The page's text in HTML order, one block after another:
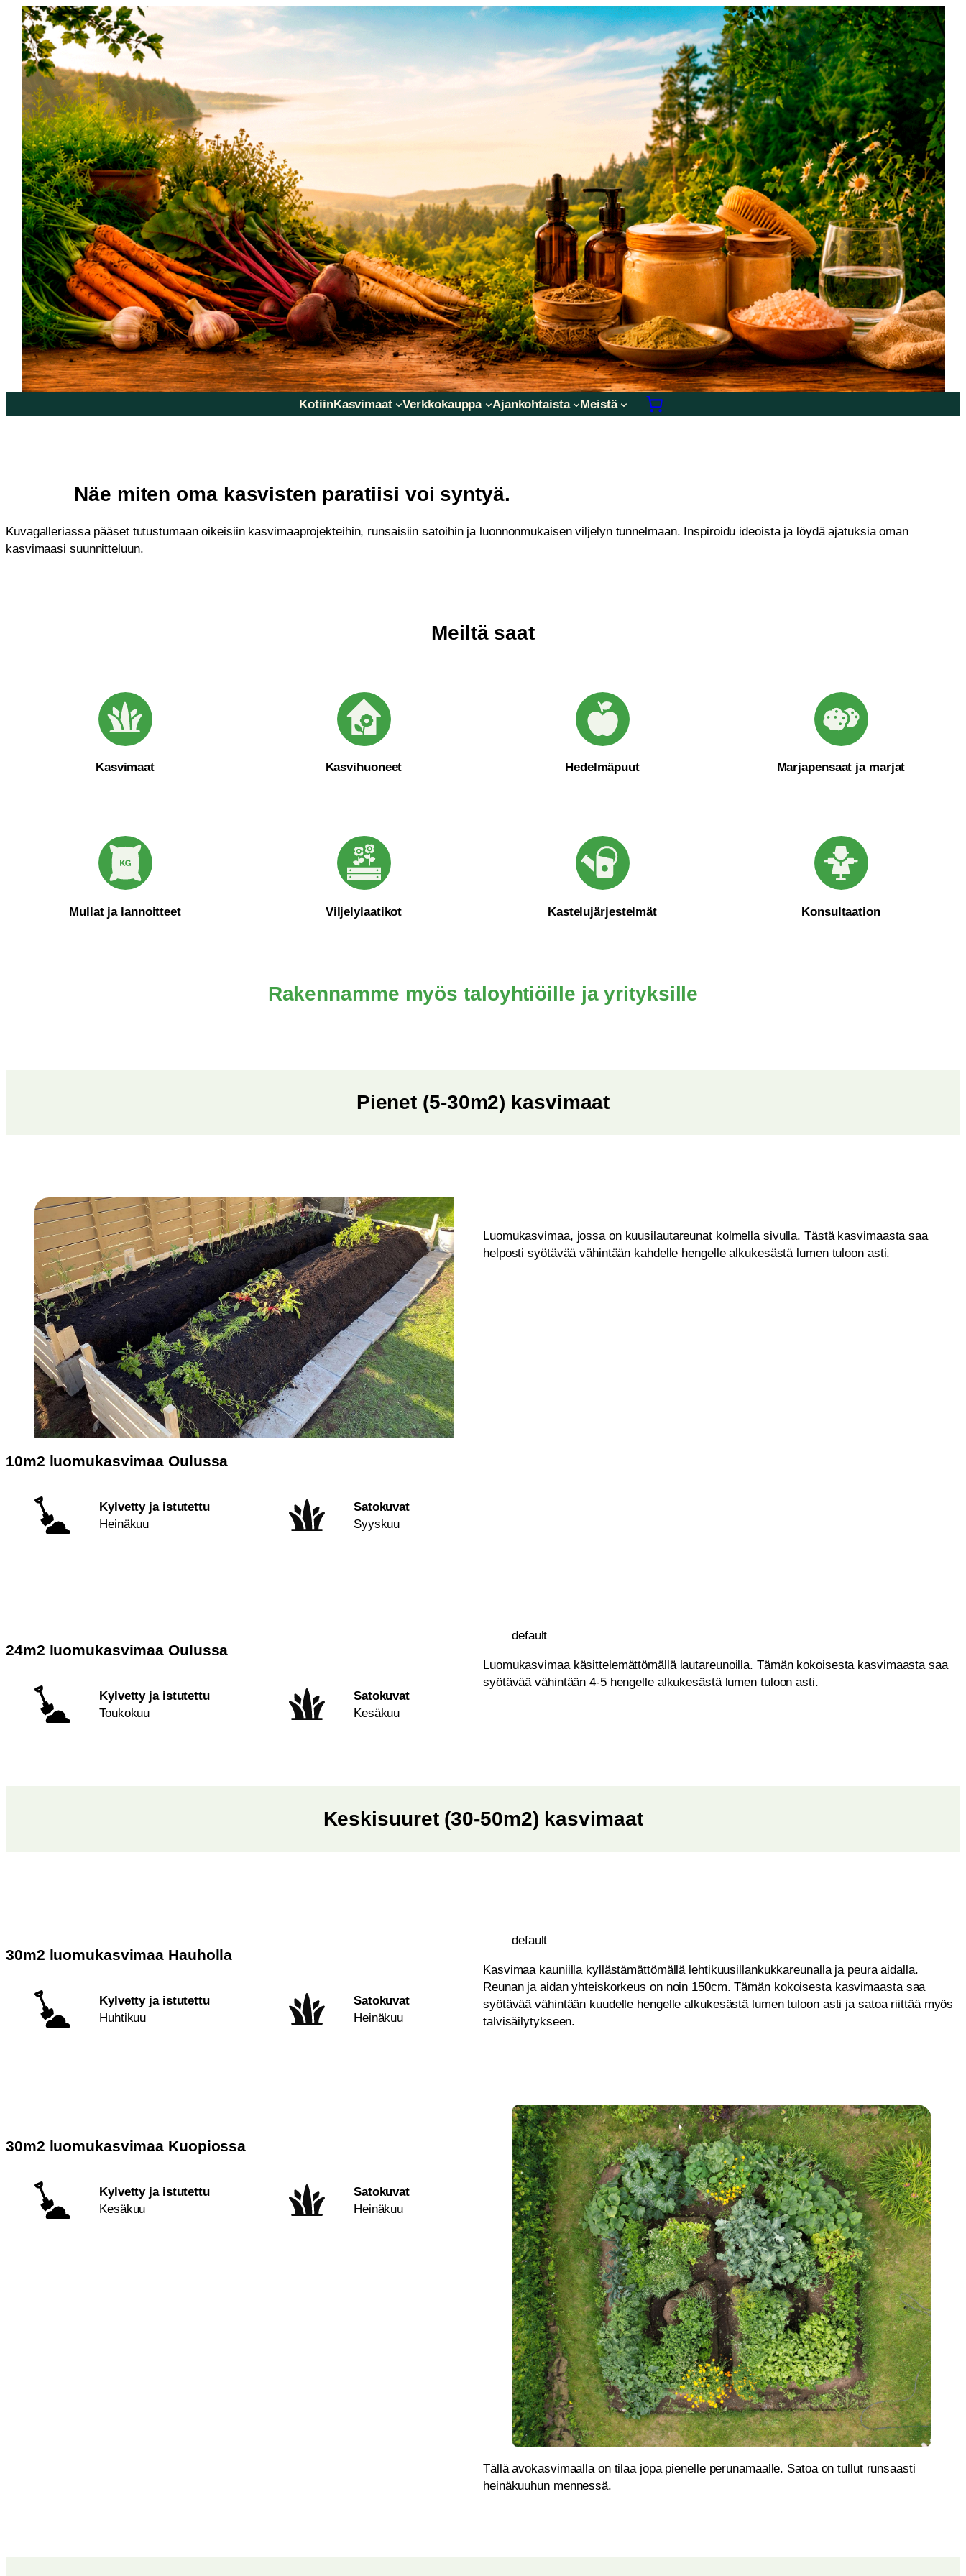
Siirry
sisältöön
KotiinKasvimaat Verkkokauppa Ajankohtaista Meistä
Näe miten oma kasvisten paratiisi voi syntyä.
Kuvagalleriassa pääset tutustumaan oikeisiin kasvimaaprojekteihin, runsaisiin satoihin ja luonnonmukaisen viljelyn tunnelmaan. Inspiroidu ideoista ja löydä ajatuksia oman
kasvimaasi suunnitteluun.
Meiltä saat
Kasvimaat Kasvihuoneet Hedelmäpuut Marjapensaat ja marjat
Mullat ja lannoitteet Viljelylaatikot Kastelujärjestelmät Konsultaation
Rakennamme myös taloyhtiöille ja yrityksille
Pienet (5-30m2) kasvimaat
10m2 luomukasvimaa Oulussa
Kylvetty ja istutettu
Heinäkuu
Satokuvat
Syyskuu
Luomukasvimaa, jossa on kuusilautareunat kolmella sivulla. Tästä kasvimaasta saa
helposti syötävää vähintään kahdelle hengelle alkukesästä lumen tuloon asti.
24m2 luomukasvimaa Oulussa
Kylvetty ja istutettu
Toukokuu
Satokuvat
Kesäkuu
default
Luomukasvimaa käsittelemättömällä lautareunoilla. Tämän kokoisesta kasvimaasta saa
syötävää vähintään 4-5 hengelle alkukesästä lumen tuloon asti.
Keskisuuret (30-50m2) kasvimaat
30m2 luomukasvimaa Hauholla
Kylvetty ja istutettu
Huhtikuu
Satokuvat
Heinäkuu
default
Kasvimaa kauniilla kyllästämättömällä lehtikuusillankukkareunalla ja peura aidalla.
Reunan ja aidan yhteiskorkeus on noin 150cm. Tämän kokoisesta kasvimaasta saa
syötävää vähintään kuudelle hengelle alkukesästä lumen tuloon asti ja satoa riittää myös
talvisäilytykseen.
30m2 luomukasvimaa Kuopiossa
Kylvetty ja istutettu
Kesäkuu
Satokuvat
Heinäkuu
Tällä avokasvimaalla on tilaa jopa pienelle perunamaalle. Satoa on tullut runsaasti
heinäkuuhun mennessä.